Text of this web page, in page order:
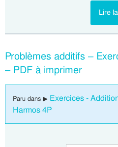
Lire
Problèmes additifs –
– PDF à imprimer
Paru dans ▶ Exercices -
Harmos 4P